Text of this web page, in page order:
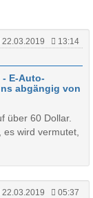
22.03.2019
13:14
E-Auto-
abgängig von
über 60 Dollar.
wird vermutet,
22.03.2019
05:37